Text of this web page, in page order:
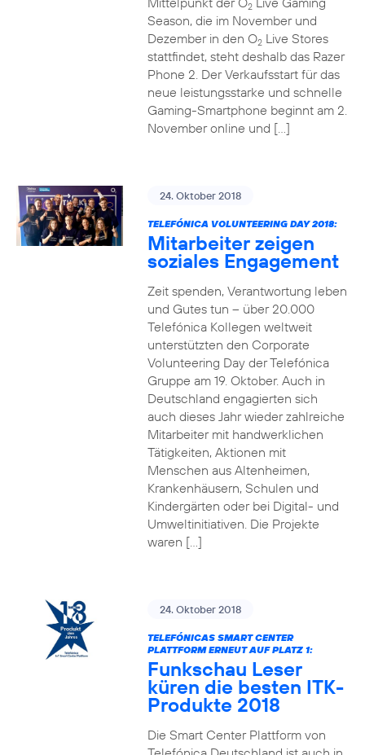
2
Season, die im November und
Dezember in den O2Live Stores
stattfindet, steht deshalb das Razer
Phone 2. Der Verkaufsstart für das
neue leistungsstarke und schnelle
Gaming-Smartphone beginnt am 2.
November online und […]
24. Oktober 2018
TELEFÓNICA VOLUNTEERING DAY 2018:
Mitarbeiter zeigen
soziales Engagement
Zeit spenden, Verantwortung leben
und Gutes tun – über 20.000
Telefónica Kollegen weltweit
unterstützten den Corporate
Volunteering Day der Telefónica
Gruppe am 19. Oktober. Auch in
Deutschland engagierten sich
auch dieses Jahr wieder zahlreiche
Mitarbeiter mit handwerklichen
Tätigkeiten, Aktionen mit
Menschen aus Altenheimen,
Krankenhäusern, Schulen und
Kindergärten oder bei Digital- und
Umweltinitiativen. Die Projekte
waren […]
24. Oktober 2018
TELEFÓNICAS SMART CENTER
PLATTFORM ERNEUT AUF PLATZ 1:
Funkschau Leser
küren die besten ITK-
Produkte 2018
Die Smart Center Plattform von